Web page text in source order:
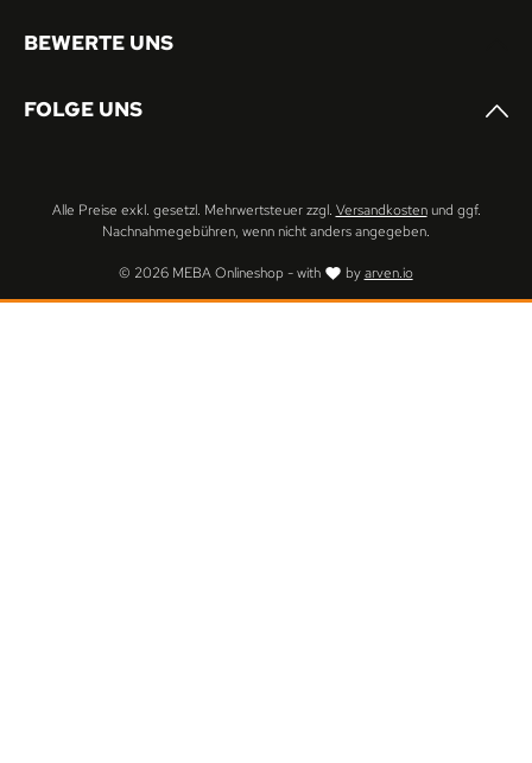
BEWERTE UNS
FOLGE UNS
© 2026 MEBA Onlineshop - with byarven.io
Alle Preise exkl. gesetzl. Mehrwertsteuer zzgl. Versandkostenund ggf.
Nachnahmegebühren, wenn nicht anders angegeben.